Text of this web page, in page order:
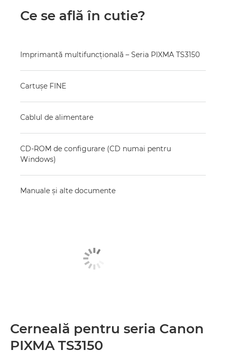
Ce se află în cutie?
Imprimantă multifuncţională – Seria PIXMA TS3150
Cartuşe FINE
Cablul de alimentare
CD-ROM de configurare (CD numai pentru
Windows)
Manuale şi alte documente
Cerneală pentru seria Canon
PIXMA TS3150